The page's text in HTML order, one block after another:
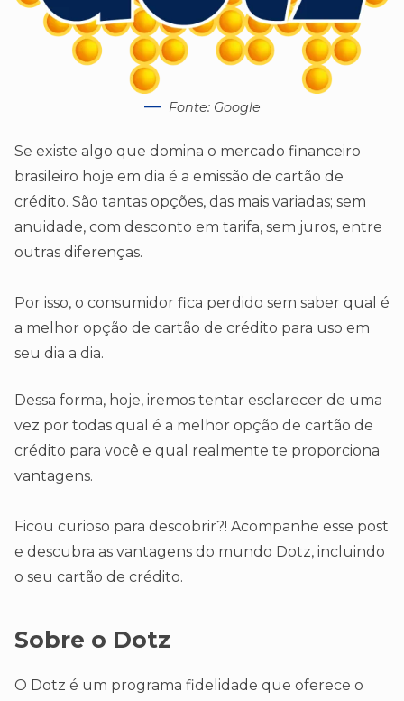
Fonte: Google
Se existe algo que domina o mercado financeiro
brasileiro hoje em dia é a emissão de cartão de
crédito. São tantas opções, das mais variadas; sem
anuidade, com desconto em tarifa, sem juros, entre
outras diferenças.
Por isso, o consumidor fica perdido sem saber qual é
a melhor opção de cartão de crédito para uso em
seu dia a dia.
Dessa forma, hoje, iremos tentar esclarecer de uma
vez por todas qual é a melhor opção de cartão de
crédito para você e qual realmente te proporciona
vantagens.
Ficou curioso para descobrir?! Acompanhe esse post
e descubra as vantagens do mundo Dotz, incluindo
o seu cartão de crédito.
Sobre o Dotz
O Dotz é um programa fidelidade que oferece o